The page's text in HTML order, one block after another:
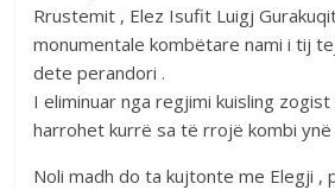
Rrustemit , Elez Isufit Luigj
monumentale kombëtare nami i tij
dete perandori .
I eliminuar nga regjimi kuisling
harrohet kurrë sa të rrojë kombi ynë
Noli madh do ta kujtonte me Elegji ,